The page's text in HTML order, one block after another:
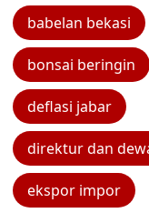
babelan bekasi
bonsai beringin
deflasi jabar
direktur dan
ekspor impor